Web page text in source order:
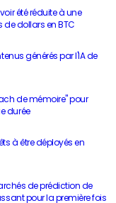
été réduite à une
de dollars en BTC
générés par l'IA de
de mémoire" pour
durée
à être déployés en
de prédiction de
pour la première fois